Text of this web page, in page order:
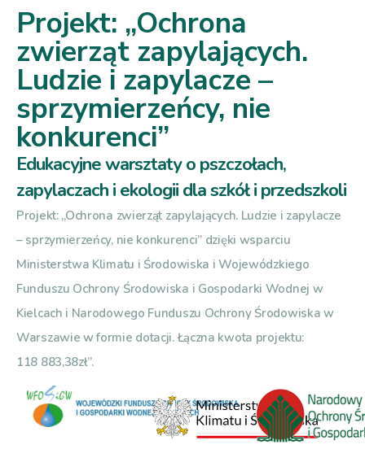
Projekt: „Ochrona
zwierząt zapylających.
Ludzie i zapylacze –
sprzymierzeńcy, nie
konkurenci”
Edukacyjne warsztaty o pszczołach,
zapylaczach i ekologii dla szkół i przedszkoli
Projekt: „Ochrona zwierząt zapylających. Ludzie i zapylacze
– sprzymierzeńcy, nie konkurenci” dzięki wsparciu
Ministerstwa Klimatu i Środowiska i Wojewódzkiego
Funduszu Ochrony Środowiska i Gospodarki Wodnej w
Kielcach i Narodowego Funduszu Ochrony Środowiska w
Warszawie w formie dotacji. Łączna kwota projektu:
118 883,38zł”.